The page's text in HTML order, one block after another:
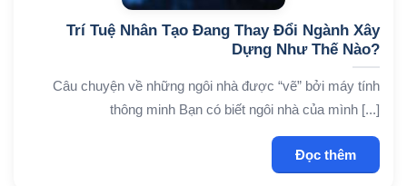
Trí Tuệ Nhân Tạo Đang Thay Đổi Ngành Xây
Dựng Như Thế Nào?
Câu chuyện về những ngôi nhà được “vẽ” bởi máy tính
thông minh Bạn có biết ngôi nhà của mình [...]
Đọc thêm